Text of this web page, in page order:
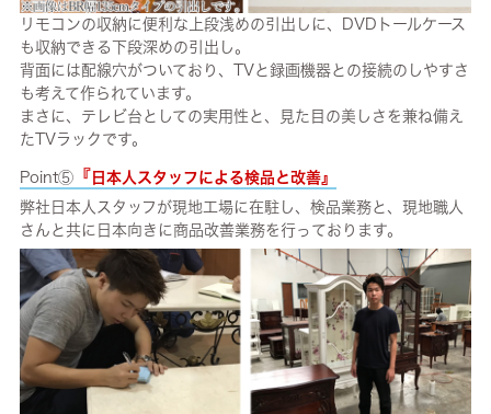
リモコンの収納に便利な上段浅めの引出しに、DVDトールケース
も収納できる下段深めの引出し。
背面には配線穴がついており、TVと録画機器との接続のしやすさ
も考えて作られています。
まさに、テレビ台としての実用性と、見た目の美しさを兼ね備え
たTVラックです。
Point⑤『 日本人スタッフによる検品と改善』
弊社日本人スタッフが現地工場に在駐し、検品業務と、現地職人
さんと共に日本向きに商品改善業務を行っております。